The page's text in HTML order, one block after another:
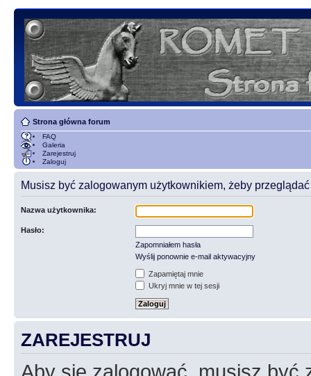
Strona główna forum
FAQ
Galeria
Zarejestruj
Zaloguj
Musisz być zalogowanym użytkownikiem, żeby przeglądać
Nazwa użytkownika:
Hasło:
Zapomniałem hasła
Wyślij ponownie e-mail aktywacyjny
Zapamiętaj mnie
Ukryj mnie w tej sesji
ZAREJESTRUJ
Aby się zalogować, musisz być